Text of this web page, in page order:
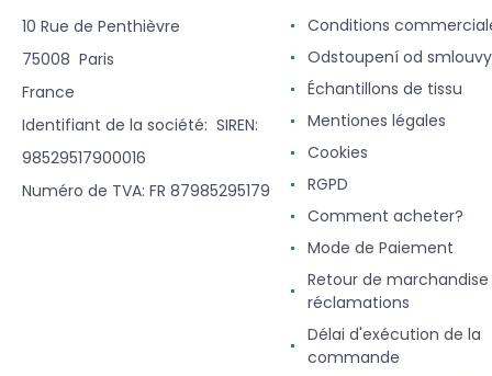
10 Rue de Penthièvre
75008 Paris
France
Identifiant de la société: SIREN:
98529517900016
Numéro de TVA: FR 87985295179
Conditions
Odstoupení od smlouvy
Échantillons de tissu
Mentiones légales
Cookies
RGPD
Comment acheter?
Mode de Paiement
Retour de
réclamations
Délai d'exécution de la
commande